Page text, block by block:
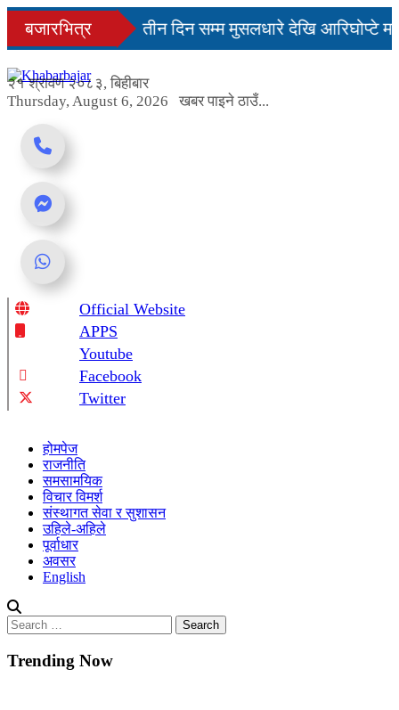
Skip
content
बजारभित्र
सहज हुन्छ’
तीन दिन सम्म मुसलधारे देखि आरिघोप्टे
२१ श्रावण २०८३, बिहीबार
Thursday, August 6, 2026
खबर पाइने ठाउँ...
Online News Portal
Official Website
APPS
Youtube
Facebook
Twitter
होमपेज
राजनीति
समसामयिक
विचार विमर्श
संस्थागत सेवा र सुशासन
उहिले-अहिले
पूर्वाधार
अवसर
English
Search
for:
Trending Now